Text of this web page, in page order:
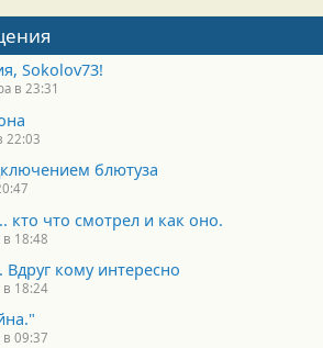
Sokolov73!
в 23:31
22:03
блютуза
кто что смотрел и как оно.
в 18:48
Вдруг кому интересно
в 18:24
в 09:37